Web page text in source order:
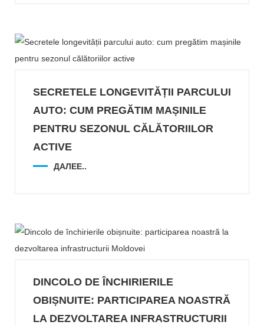
SECRETELE LONGEVITĂȚII PARCULUI
AUTO: CUM PREGĂTIM MAȘINILE
PENTRU SEZONUL CĂLĂTORIILOR
ACTIVE
ДАЛЕЕ..
DINCOLO DE ÎNCHIRIERILE
OBIȘNUITE: PARTICIPAREA NOASTRĂ
LA DEZVOLTAREA INFRASTRUCTURII